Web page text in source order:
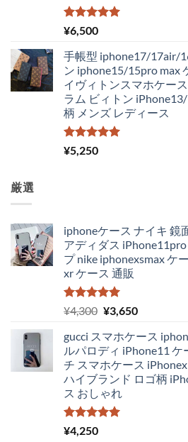
5段階中
5.00
¥6,500
手帳型 iphone17/17air/
ン iphone15/15pro max
イヴィトンスマホケー
ラム ビィトン
柄 メンズ レディース
5段階中
5.00
¥5,250
厳選
iphoneケース ナイキ 鏡
アディダス
プ nike iphonexsmax ケ
xr ケース 通販
5段階中
5.00
の評価
¥4,300 元
価
格
は
¥4,300
で
し
¥3,650現
の
価
格
は
gucci スマホケース
ルパロディ iPhone11
チ スマホケース
ハイブランド ロゴ柄
ス おしゃれ
5段階中
¥4,250